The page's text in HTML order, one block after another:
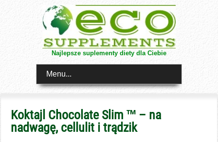
Najlepsze suplementy diety dla Ciebie
Menu...
Koktajl Chocolate Slim ™ – na
nadwagę, cellulit i trądzik